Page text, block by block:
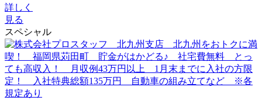
詳しく
見る
スペシャル